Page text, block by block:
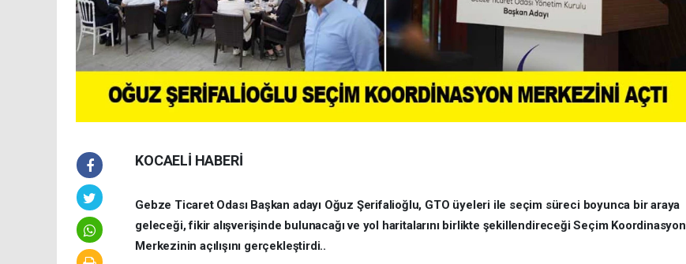
KOCAELİ HABERİ
Gebze Ticaret Odası Başkan adayı Oğuz Şerifalioğlu, GTO üyeleri ile seçim süreci boyunca bir araya
geleceği, fikir alışverişinde bulunacağı ve yol haritalarını birlikte şekillendireceği Seçim Koordinasyon
Merkezinin açılışını gerçekleştirdi..